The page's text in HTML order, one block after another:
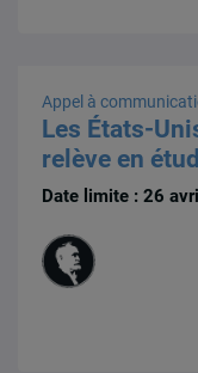
Appel à
Les États-
relève en
Date limite : 26